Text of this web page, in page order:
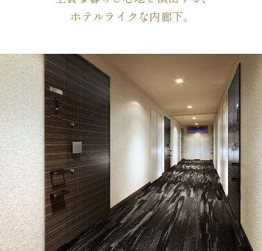
ホテルライクな内廊下。